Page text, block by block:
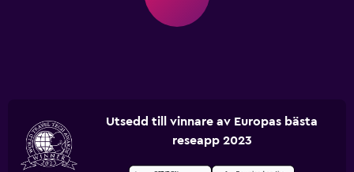
Utsedd till vinnare av Europas bästa
reseapp 2023